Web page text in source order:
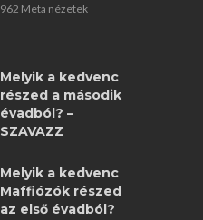
962 Meta nézetek
Melyik a kedvenc
részed a második
évadból? –
SZAVAZZ
Melyik a kedvenc
Maffiózók részed
az első évadból?